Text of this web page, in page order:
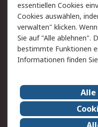
AGB
Cookie-Richtlinie
Copyright/
Karriere bei RS
Qualität/Umwelt/
essentiellen Cookies
Cookies auswählen,
verwalten" klicken.
Sie auf "Alle ablehnen".
bestimmte Funktionen
Informationen finden